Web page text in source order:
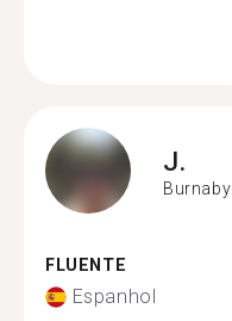
J.
Burnaby
FLUENTE
Espanhol